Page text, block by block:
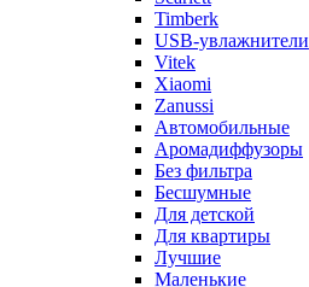
Timberk
USB-увлажнители
Vitek
Xiaomi
Zanussi
Автомобильные
Аромадиффузоры
Без фильтра
Бесшумные
Для детской
Для квартиры
Лучшие
Маленькие